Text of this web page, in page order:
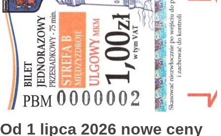
Od 1 lipca 2026 nowe ceny